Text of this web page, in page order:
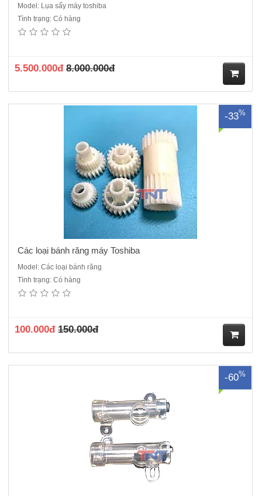
Model: Lụa sấy máy toshiba
Tình trạng: Có hàng
5.500.000đ 8.000.000đ
ua
-33%
Các loại bánh răng máy Toshiba
Model: Các loại bánh răng
Tình trạng: Có hàng
100.000đ 150.000đ
ua
-60%